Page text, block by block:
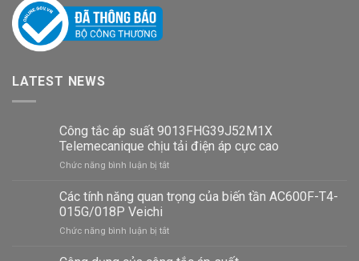
LATEST NEWS
Công tắc áp suất 9013FHG39J52M1X
Telemecanique chịu tải điện áp cực cao
Chức năng bình luận bị tắtở
tắc
9013FHG39J52M1X
Các tính năng quan trọng của biến tần AC600F-T4-
015G/018P Veichi
Chức năng bình luận bị tắtở
tính